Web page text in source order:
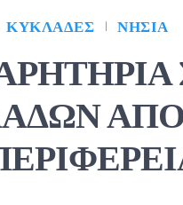
ΚΥΚΛΆΔΕΣ ΝΗΣΙΆ